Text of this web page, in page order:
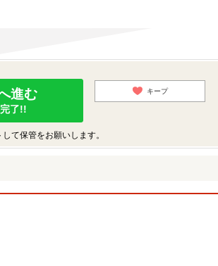
進む
了!!
キープ
て保管をお願いします。